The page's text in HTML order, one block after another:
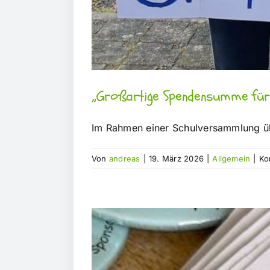
„Großartige Spendensumme
Im Rahmen einer Schulversammlung
Von andreas 19. März 2026 Allgemein